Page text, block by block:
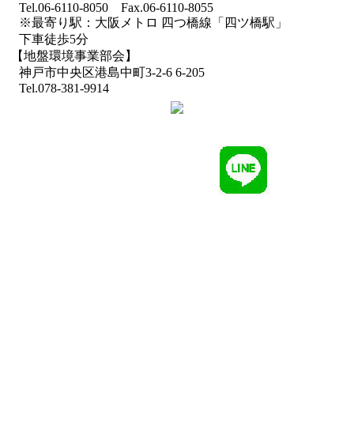
Tel.06-6110-8050 Fax.06-6110-8055
※最寄り駅：大阪メトロ 四つ橋線「四ツ橋駅」
下車徒歩5分
【地盤環境事業部会】
神戸市中央区港島中町3-2-6 6-205
Tel.078-381-9914